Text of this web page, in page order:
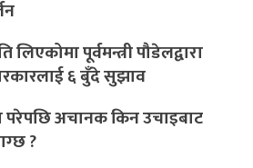
लिएकोमा पूर्वमन्त्री पौडेलद्वारा
६ बुँदे सुझाव
परेपछि अचानक किन उचाइबाट
?